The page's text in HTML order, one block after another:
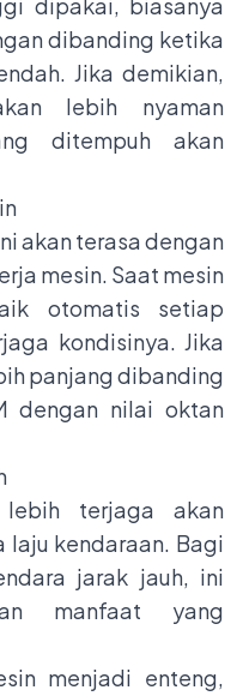
dipakai, biasanya
dibanding ketika
Jika demikian,
lebih nyaman
ditempuh akan
akan terasa dengan
mesin. Saat mesin
otomatis setiap
kondisinya. Jika
panjang dibanding
dengan nilai oktan
lebih terjaga akan
laju kendaraan. Bagi
jarak jauh, ini
manfaat yang
menjadi enteng,